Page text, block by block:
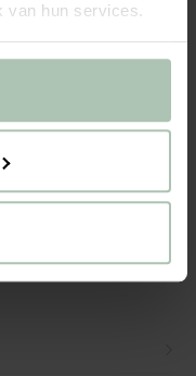
van hun services.
+ toevoegen